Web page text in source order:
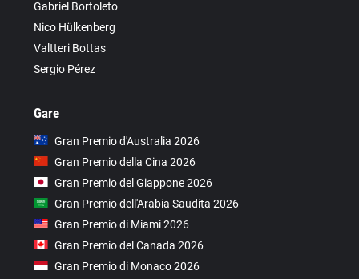
Gabriel Bortoleto
Nico Hülkenberg
Valtteri Bottas
Sergio Pérez
Gare
Gran Premio d'Australia 2026
Gran Premio della Cina 2026
Gran Premio del Giappone 2026
Gran Premio dell'Arabia Saudita 2026
Gran Premio di Miami 2026
Gran Premio del Canada 2026
Gran Premio di Monaco 2026